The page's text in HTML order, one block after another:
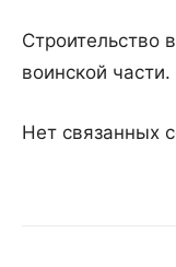
Строительство
воинской части.
Нет связанных